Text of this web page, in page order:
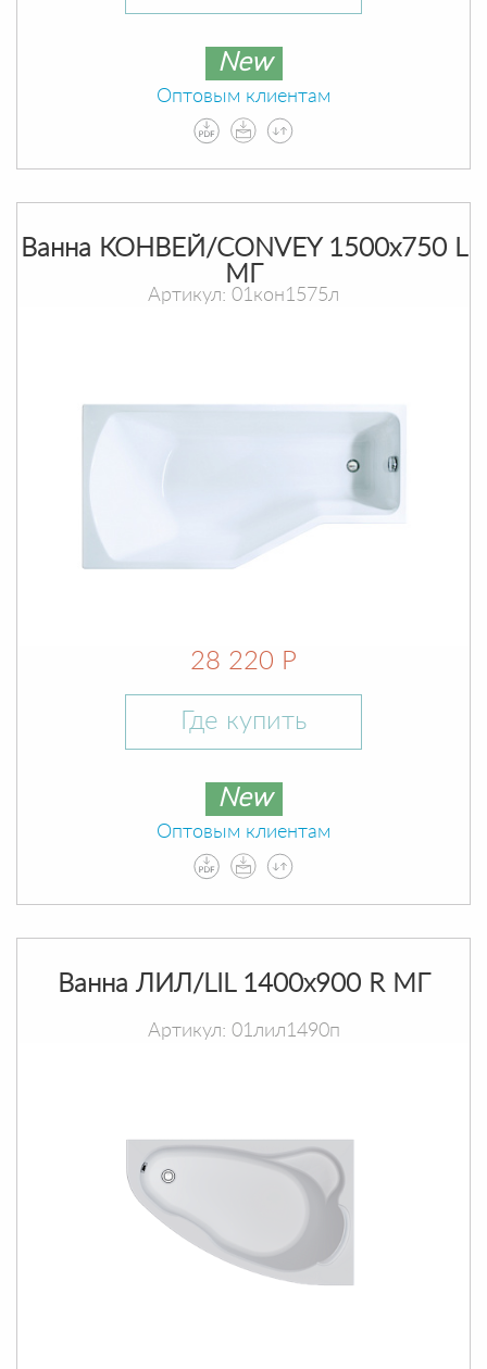
New
Оптовым клиентам
Ванна КОНВЕЙ/CONVEY 1500х750 L
МГ
Артикул: 01кон1575л
28 220 Р
Где купить
New
Оптовым клиентам
Ванна ЛИЛ/LIL 1400х900 R МГ
Артикул: 01лил1490п